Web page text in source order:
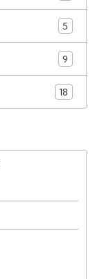
5
9
18